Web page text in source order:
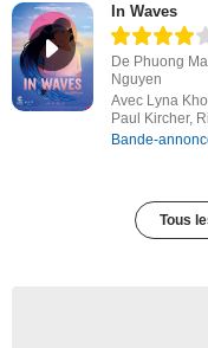
In Waves
De Phuong
Nguyen
Avec Lyna
Paul Kircher,
Bande-
Tous